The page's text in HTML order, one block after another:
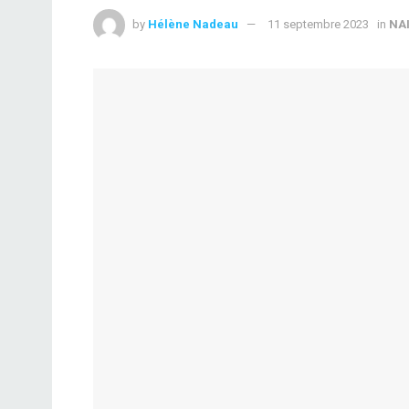
by Hélène Nadeau 11 septembre 2023 in